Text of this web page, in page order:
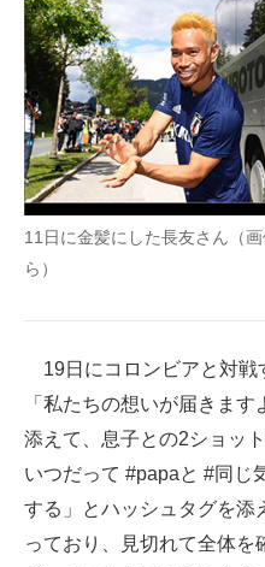
製造業のIT導入・活用を支援
モノづくり技術者専門サイト
エレクトロニクス専門サイト
電子設計の基本と応用
エネルギーの専門メディア
11日に金髪にした長友さん（
ら）
19日にコロンビアと対戦
「私たちの想いが届きま
添えて、息子との2ショッ
いつだって #papaと #同じ
する」とハッシュタグを添
っており、見切れて全体を